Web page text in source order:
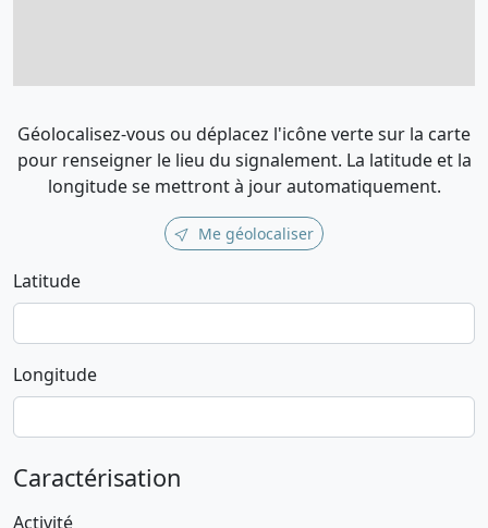
Géolocalisez-vous ou déplacez l'icône verte sur la carte
pour renseigner le lieu du signalement. La latitude et la
longitude se mettront à jour automatiquement.
Me géolocaliser
Latitude
Longitude
Caractérisation
Activité